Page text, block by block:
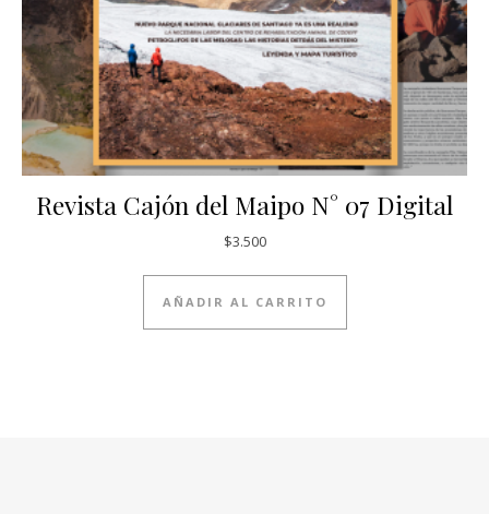
Revista Cajón del Maipo N° 07 Digital
$3.500
AÑADIR AL CARRITO